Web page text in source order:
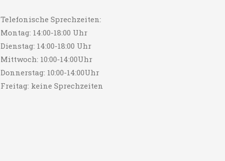
Telefonische Sprechzeiten:
Montag: 14:00-18:00 Uhr
Dienstag: 14:00-18:00 Uhr
Mittwoch: 10:00-14:00Uhr
Donnerstag: 10:00-14:00Uhr
Freitag: keine Sprechzeiten